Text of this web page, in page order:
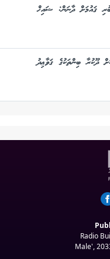
ޤައުމަށް ދާނަން: ޝައިޚް
ދޫކުރާ ބިންތަކުގެ ޤަވާޢިދު
Radio
Male',